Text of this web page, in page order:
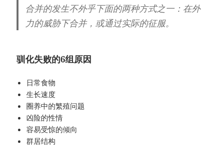
合并的发生不外乎下面的两种方式之一：在外
力的威胁下合并，或通过实际的征服。
驯化失败的6组原因
日常食物
生长速度
圈养中的繁殖问题
凶险的性情
容易受惊的倾向
群居结构